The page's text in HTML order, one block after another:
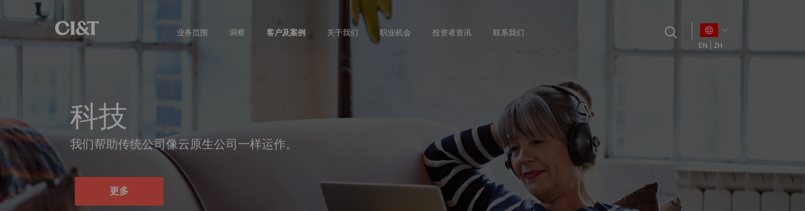
main
业务范围 洞察 客户及案例 关于我们 职业机会 投资者资讯 联系我们
EN ZH
科技
我们帮助传统公司像云原生公司一样运作。
更多